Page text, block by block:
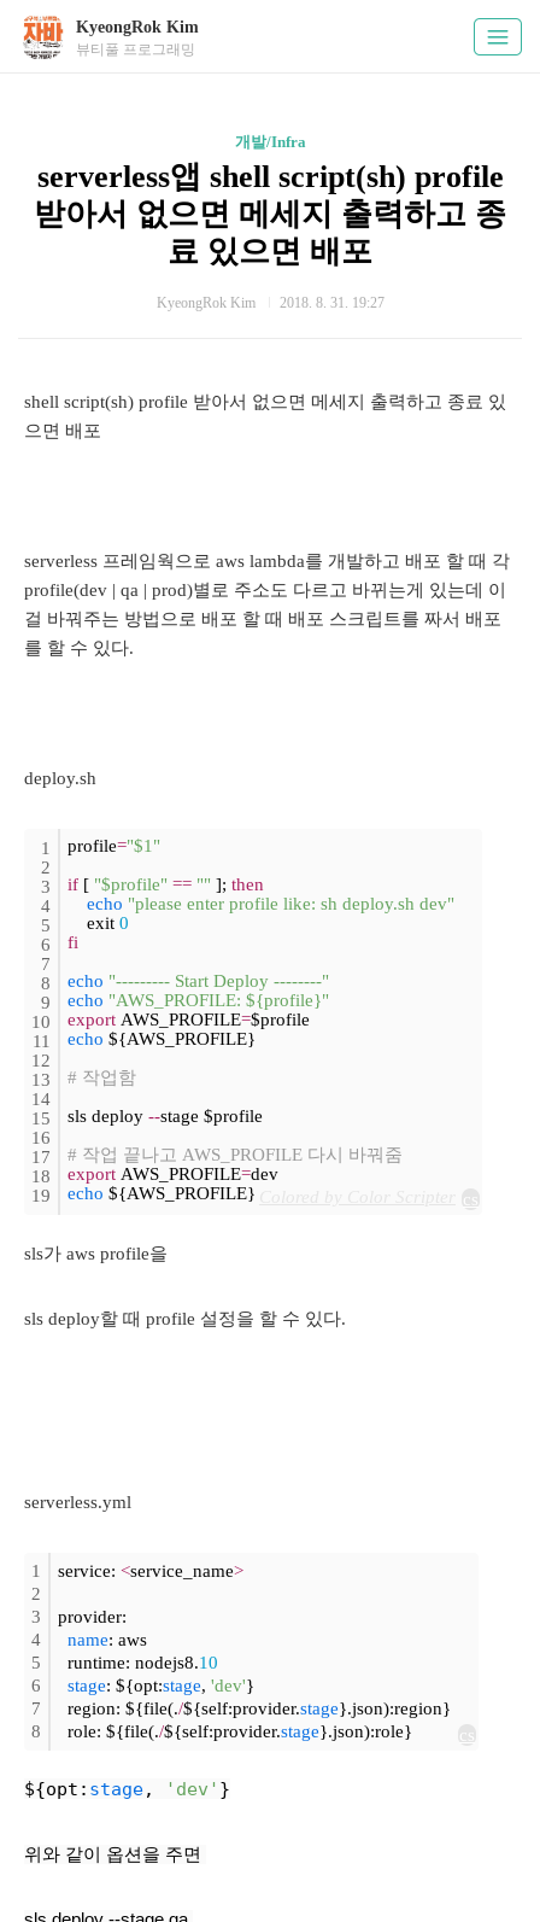
KyeongRok Kim
뷰티풀 프로그래밍
개발/Infra
serverless앱 shell script(sh) profile
받아서 없으면 메세지 출력하고 종
료 있으면 배포
KyeongRok Kim 2018. 8. 31. 19:27
shell script(sh) profile 받아서 없으면 메세지 출력하고 종료 있
으면 배포
serverless 프레임웍으로 aws lambda를 개발하고 배포 할 때 각
profile(dev | qa | prod)별로 주소도 다르고 바뀌는게 있는데 이
걸 바꿔주는 방법으로 배포 할 때 배포 스크립트를 짜서 배포
를 할 수 있다.
deploy.sh
1
2
3
4
5
6
7
8
9
10
11
12
13
14
15
16
17
18
19
profile="$1"
if [ "$profile" == "" ]; then
echo "please enter profile like: sh deploy.sh dev"
exit 0
fi
echo "--------- Start Deploy --------"
echo "AWS_PROFILE: ${profile}"
export AWS_PROFILE=$profile
echo ${AWS_PROFILE}
# 작업함
sls deploy --stage $profile
# 작업 끝나고 AWS_PROFILE 다시 바꿔줌
export AWS_PROFILE=dev
echo ${AWS_PROFILE} cs
sls가 aws profile을
sls deploy할 때 profile 설정을 할 수 있다.
serverless.yml
1
2
3
4
5
6
7
8
service: <service_name>
provider:
name: aws
runtime: nodejs8.10
stage: ${opt:stage, 'dev'}
region: ${file(./${self:provider.stage}.json):region}
role: ${file(./${self:provider.stage}.json):role} cs
${opt: stage, 'dev' }
위와 같이 옵션을 주면